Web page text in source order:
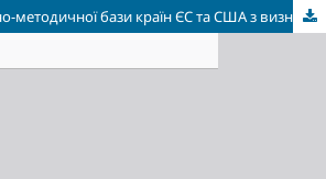
Аналіз нормативно-методичної бази країн ЄС та США з визначення гігієнічних нормативів канцерогенних речовин для робочої зони (огляд літератури та нормативних документів)